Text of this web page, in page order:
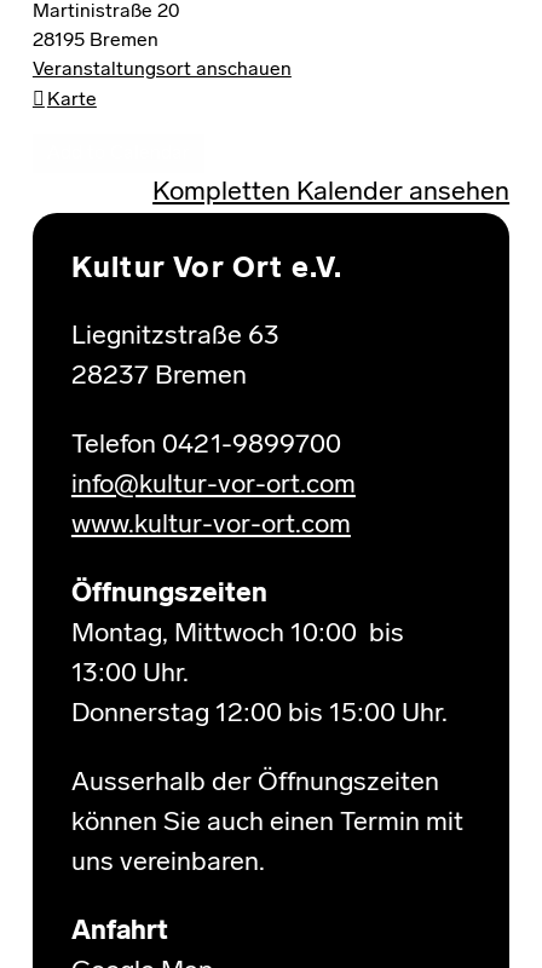
Martinistraße 20
28195 Bremen
Veranstaltungsort anschauen
Karte
Martinianleger
Kompletten Kalender ansehen
Skip back to main navigation
Kultur Vor Ort e.V.
Liegnitzstraße 63
28237 Bremen
Telefon 0421-9899700
info@kultur-vor-ort.com
www.kultur-vor-ort.com
Öffnungszeiten
Montag, Mittwoch 10:00 bis
13:00 Uhr.
Donnerstag 12:00 bis 15:00 Uhr.
Ausserhalb der Öffnungszeiten
können Sie auch einen Termin mit
uns vereinbaren.
Anfahrt